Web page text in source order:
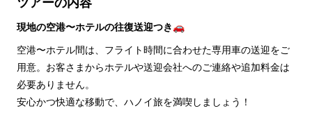
現地の空港〜ホテルの往復送迎つき🚗
空港〜ホテル間は、フライト時間に合わせた専用車の送迎をご
用意。お客さまからホテルや送迎会社へのご連絡や追加料金は
必要ありません。
安心かつ快適な移動で、ハノイ旅を満喫しましょう！